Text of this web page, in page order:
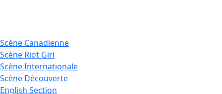
Scène Canadienne
Scène Riot Girl
ScèneInternationale
Scène Découverte
English Section